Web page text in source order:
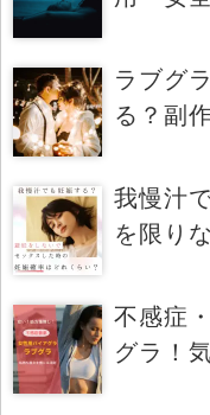
ラブグ
る？副
我慢汁
を限り
不感症
グラ！